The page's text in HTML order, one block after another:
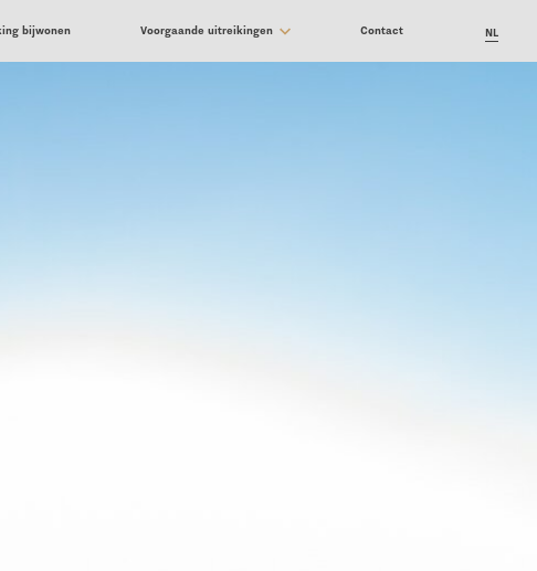
bijwonen Voorgaande uitreikingen Contact NL